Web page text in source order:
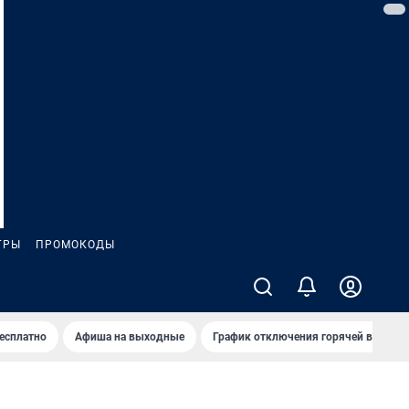
ПРОМОКОДЫ
Афиша на выходные График отключения горячей воды в